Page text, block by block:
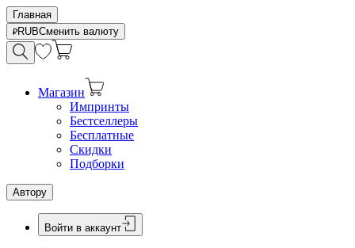
Главная
RUBСменить валюту
Магазин
Импринты
Бестселлеры
Бесплатные
Скидки
Подборки
Автору
Войти в аккаунт